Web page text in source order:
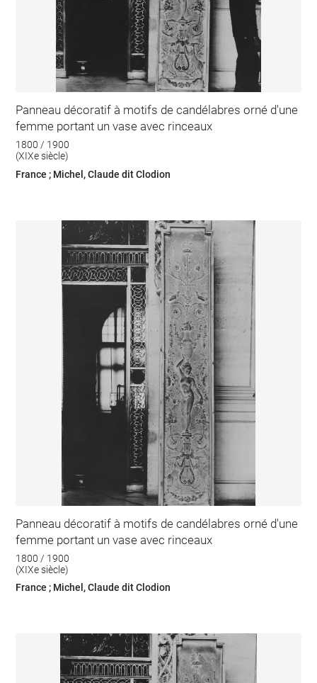
Panneau décoratif à motifs de candélabres orné d'une
femme portant un vase avec rinceaux
1800 / 1900
(XIXe siècle)
France ; Michel, Claude dit Clodion
Panneau décoratif à motifs de candélabres orné d'une
femme portant un vase avec rinceaux
1800 / 1900
(XIXe siècle)
France ; Michel, Claude dit Clodion